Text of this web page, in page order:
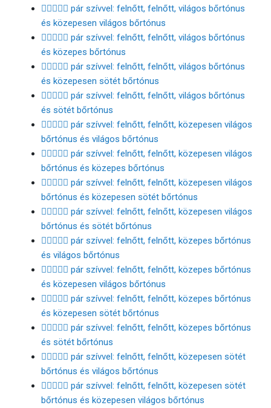
🧑🏻‍❤️‍🧑🏼 pár szívvel: felnőtt, felnőtt, világos bőrtónus
és közepesen világos bőrtónus
🧑🏻‍❤️‍🧑🏽 pár szívvel: felnőtt, felnőtt, világos bőrtónus
és közepes bőrtónus
🧑🏻‍❤️‍🧑🏾 pár szívvel: felnőtt, felnőtt, világos bőrtónus
és közepesen sötét bőrtónus
🧑🏻‍❤️‍🧑🏿 pár szívvel: felnőtt, felnőtt, világos bőrtónus
és sötét bőrtónus
🧑🏼‍❤️‍🧑🏻 pár szívvel: felnőtt, felnőtt, közepesen világos
bőrtónus és világos bőrtónus
🧑🏼‍❤️‍🧑🏽 pár szívvel: felnőtt, felnőtt, közepesen világos
bőrtónus és közepes bőrtónus
🧑🏼‍❤️‍🧑🏾 pár szívvel: felnőtt, felnőtt, közepesen világos
bőrtónus és közepesen sötét bőrtónus
🧑🏼‍❤️‍🧑🏿 pár szívvel: felnőtt, felnőtt, közepesen világos
bőrtónus és sötét bőrtónus
🧑🏽‍❤️‍🧑🏻 pár szívvel: felnőtt, felnőtt, közepes bőrtónus
és világos bőrtónus
🧑🏽‍❤️‍🧑🏼 pár szívvel: felnőtt, felnőtt, közepes bőrtónus
és közepesen világos bőrtónus
🧑🏽‍❤️‍🧑🏾 pár szívvel: felnőtt, felnőtt, közepes bőrtónus
és közepesen sötét bőrtónus
🧑🏽‍❤️‍🧑🏿 pár szívvel: felnőtt, felnőtt, közepes bőrtónus
és sötét bőrtónus
🧑🏾‍❤️‍🧑🏻 pár szívvel: felnőtt, felnőtt, közepesen sötét
bőrtónus és világos bőrtónus
🧑🏾‍❤️‍🧑🏼 pár szívvel: felnőtt, felnőtt, közepesen sötét
bőrtónus és közepesen világos bőrtónus